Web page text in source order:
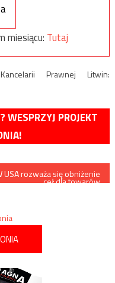
miesiącu: Tutaj
Prawnej Litwin:
WESPRZYJ PROJEKT
USA rozważa się obniżenie
ceł dla towarów